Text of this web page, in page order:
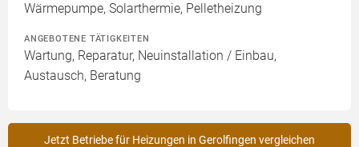
Wärmepumpe, Solarthermie, Pelletheizung
ANGEBOTENE TÄTIGKEITEN
Wartung, Reparatur, Neuinstallation / Einbau,
Austausch, Beratung
Jetzt Betriebe für Heizungen in Gerolfingen vergleichen